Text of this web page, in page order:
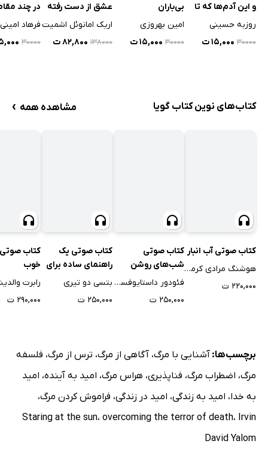
و این آدم‌ها که تا
آخر زنده‌اند
روزبه حسینی
۳۰۰۰۰ ۱۵,۰۰۰ ت
بی‌باران
امین بهروزی
۳۰۰۰۰ ۱۵,۰۰۰ ت
عشق از دست رفته
اریک امانوئل اشمیت
۱۳۸۰۰۰ ۸۲,۸۰۰ ت
در چند
(برداشتی
هدایت)
فرهاد امینی
۳۰۰۰۰
کتاب‌های نوین کتاب گویا مشاهده همه ›
کتاب صوتی آب انبار
هوشنگ مرادی کرمانی
۲۲۰,۰۰۰ ت
کتاب صوتی
شب‌های روشن
فئودور داستایوفسکی
۲۵۰,۰۰۰ ت
کتاب صوتی یک
راهنمای ساده برای
ترومای جمعی
بتسی دو تیری
۲۵۰,۰۰۰ ت
کتاب صوتی
خوب
رابرت
۲۹۰,۰۰۰ ت
برچسب‌ها: آشنایی با مرگ، آگاهی از مرگ، ترس از مرگ، فلسفه
مرگ، اضطراب مرگ، فناپذیری، هراس مرگ، امید به آینده، امید
به خدا، امید به زندگی، امید در زندگی، فراموش کردن مرگ،
Staring at the sun، overcoming the terror of death، Irvin
David Yalom